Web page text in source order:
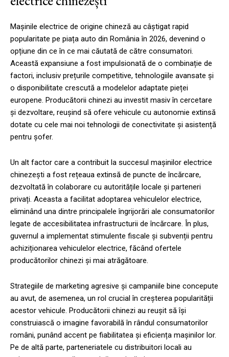
Mașinile electrice de origine chineză au câștigat rapid
popularitate pe piața auto din România în 2026, devenind o
opțiune din ce în ce mai căutată de către consumatori.
Această expansiune a fost impulsionată de o combinație de
factori, inclusiv prețurile competitive, tehnologiile avansate și
o disponibilitate crescută a modelelor adaptate pieței
europene. Producătorii chinezi au investit masiv în cercetare
și dezvoltare, reușind să ofere vehicule cu autonomie extinsă
dotate cu cele mai noi tehnologii de conectivitate și asistență
pentru șofer.
Un alt factor care a contribuit la succesul mașinilor electrice
chinezești a fost rețeaua extinsă de puncte de încărcare,
dezvoltată în colaborare cu autoritățile locale și parteneri
privați. Aceasta a facilitat adoptarea vehiculelor electrice,
eliminând una dintre principalele îngrijorări ale consumatorilor
legate de accesibilitatea infrastructurii de încărcare. În plus,
guvernul a implementat stimulente fiscale și subvenții pentru
achiziționarea vehiculelor electrice, făcând ofertele
producătorilor chinezi și mai atrăgătoare.
Strategiile de marketing agresive și campaniile bine concepute
au avut, de asemenea, un rol crucial în creșterea popularității
acestor vehicule. Producătorii chinezi au reușit să își
construiască o imagine favorabilă în rândul consumatorilor
români, punând accent pe fiabilitatea și eficiența mașinilor lor.
Pe de altă parte, parteneriatele cu distribuitori locali au